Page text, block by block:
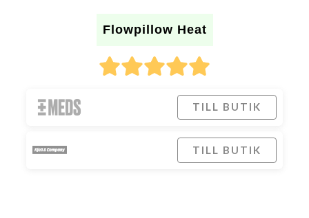
Flowpillow Heat
TILL BUTIK
TILL BUTIK